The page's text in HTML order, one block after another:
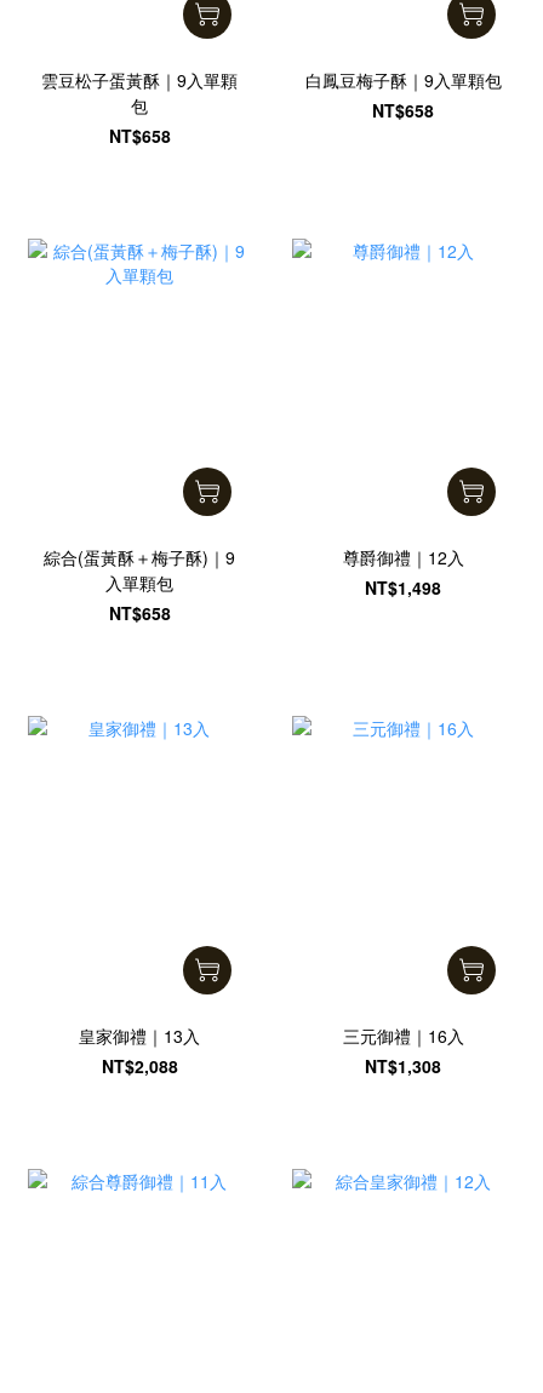
雲豆松子蛋黃酥｜9入單顆
包
NT$658
白鳳豆梅子酥｜9入單顆包
NT$658
綜合(蛋黃酥＋梅子酥)｜9
入單顆包
NT$658
尊爵御禮｜12入
NT$1,498
皇家御禮｜13入
NT$2,088
三元御禮｜16入
NT$1,308